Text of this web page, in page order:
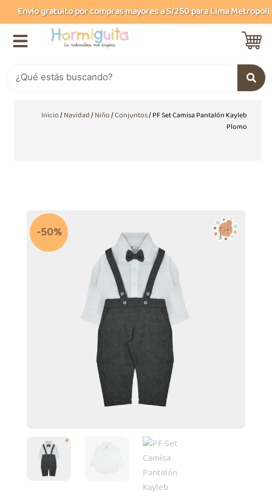
al
contenido
Envío gratuito por compras mayores a S/250 para Lima
Inicio/Navidad/Niño/Conjuntos/ PF Set Camisa Pantalón Kayleb
Plomo
-50%